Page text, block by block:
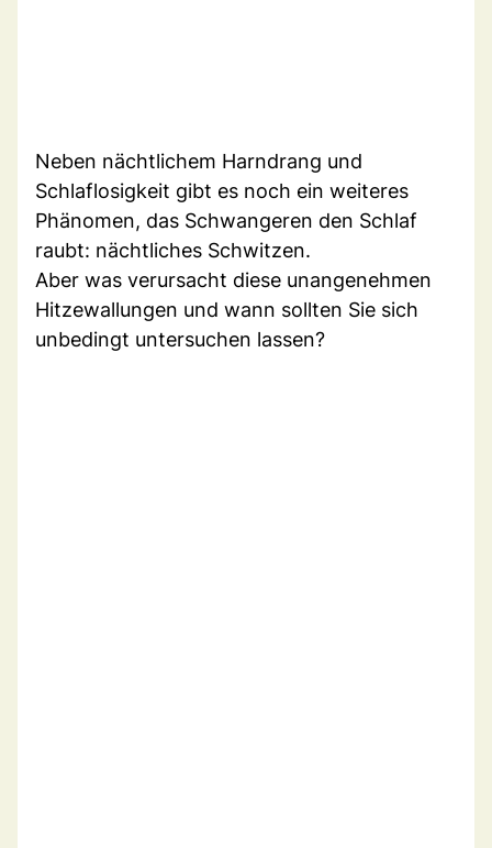
Neben nächtlichem Harndrang und
Schlaflosigkeit gibt es noch ein weiteres
Phänomen, das Schwangeren den Schlaf
raubt: nächtliches Schwitzen.
Aber was verursacht diese unangenehmen
Hitzewallungen und wann sollten Sie sich
unbedingt untersuchen lassen?